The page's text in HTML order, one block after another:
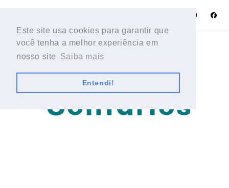
Este site usa cookies para garantir que
você tenha a melhor experiência em
nosso site
Saiba mais
Entendi!
Este site usa cookies para garantir que
você tenha a melhor experiência em
nosso site
Saiba mais
Entendi!